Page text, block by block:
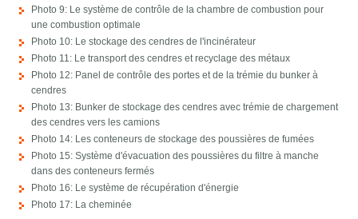
Photo 9: Le système de contrôle de la chambre de combustion pour
une combustion optimale
Photo 10: Le stockage des cendres de l'incinérateur
Photo 11: Le transport des cendres et recyclage des métaux
Photo 12: Panel de contrôle des portes et de la trémie du bunker à
cendres
Photo 13: Bunker de stockage des cendres avec trémie de chargement
des cendres vers les camions
Photo 14: Les conteneurs de stockage des poussières de fumées
Photo 15: Système d'évacuation des poussières du filtre à manche
dans des conteneurs fermés
Photo 16: Le système de récupération d'énergie
Photo 17: La cheminée